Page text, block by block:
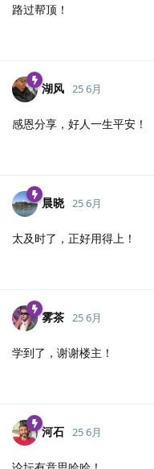
路过帮顶！
湖风 25 6月
感恩分享，好人一生平安！
晨晓 25 6月
太及时了，正好用得上！
雾茶 25 6月
学到了，谢谢楼主！
河石 25 6月